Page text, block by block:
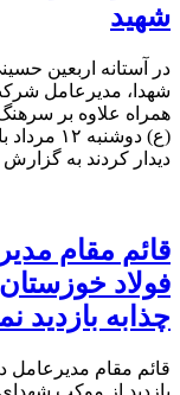
شهید
در آستانه اربعین
شهدا، مدیرعامل
همراه علاوه بر
(ع)
دیدار کردند به
قائم مقام
فولاد
چذابه بازدید
قائم مقام مدیرعامل
بازدید از موکب